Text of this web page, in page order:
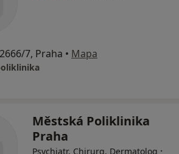
7, Praha • Mapa
Městská Poliklinika
Praha
Psychiatr, Chirurg, Dermatolog ·